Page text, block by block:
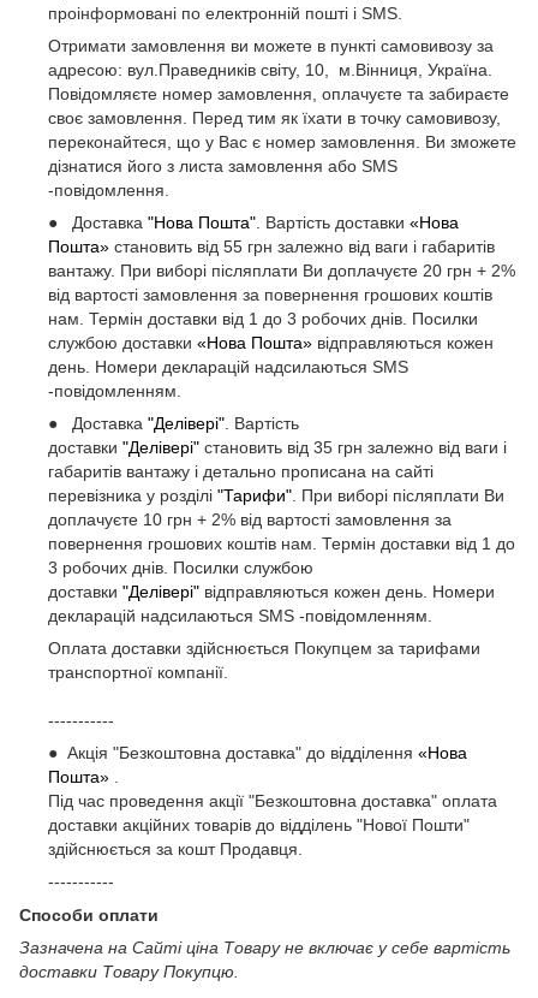
проінформовані по електронній пошті і SMS.
Отримати замовлення ви можете в пункті самовивозу за
адресою: вул.Праведників світу, 10, м.Вінниця, Україна.
Повідомляєте номер замовлення, оплачуєте та забираєте
своє замовлення. Перед тим як їхати в точку самовивозу,
переконайтеся, що у Вас є номер замовлення. Ви зможете
дізнатися його з листа замовлення або SMS
-повідомлення.
● Доставка "Нова Пошта" . Вартість доставки «Нова
Пошта» становить від 55 грн залежно від ваги і габаритів
вантажу. При виборі післяплати Ви доплачуєте 20 грн + 2%
від вартості замовлення за повернення грошових коштів
нам. Термін доставки від 1 до 3 робочих днів. Посилки
службою доставки «Нова Пошта» відправляються кожен
день. Номери декларацій надсилаються SMS
-повідомленням.
● Доставка "Делівері" . Вартість
доставки "Делівері" становить від 35 грн залежно від ваги і
габаритів вантажу і детально прописана на сайті
перевізника у розділі "Тарифи" . При виборі післяплати Ви
доплачуєте 10 грн + 2% від вартості замовлення за
повернення грошових коштів нам. Термін доставки від 1 до
3 робочих днів. Посилки службою
доставки "Делівері" відправляються кожен день. Номери
декларацій надсилаються SMS -повідомленням.
Оплата доставки здійснюється Покупцем за тарифами
транспортної компанії.
-----------
● Акція "Безкоштовна доставка" до відділення «Нова
Пошта»
Під час проведення акції "Безкоштовна доставка" оплата
доставки акційних товарів до відділень "Нової Пошти"
здійснюється за кошт Продавця.
-----------
Способи оплати
Зазначена на Сайті ціна Товару не включає у себе вартість
доставки Товару Покупцю.